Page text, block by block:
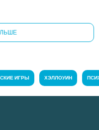
ИГРЫ ХЭЛЛОУИН